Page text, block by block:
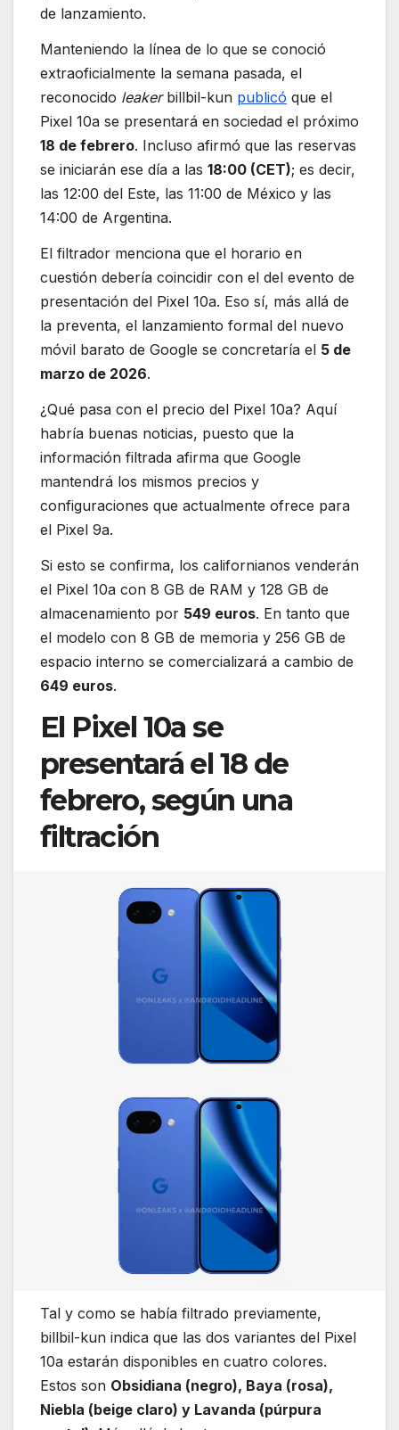
de lanzamiento.
Manteniendo la línea de lo que se conoció
extraoficialmente la semana pasada, el
reconocido leakerbillbil-kun publicó que el
Pixel 10a se presentará en sociedad el próximo
18 de febrero. Incluso afirmó que las reservas
se iniciarán ese día a las 18:00 (CET); es decir,
las 12:00 del Este, las 11:00 de México y las
14:00 de Argentina.
El filtrador menciona que el horario en
cuestión debería coincidir con el del evento de
presentación del Pixel 10a. Eso sí, más allá de
la preventa, el lanzamiento formal del nuevo
móvil barato de Google se concretaría el 5 de
marzo de 2026.
¿Qué pasa con el precio del Pixel 10a? Aquí
habría buenas noticias, puesto que la
información filtrada afirma que Google
mantendrá los mismos precios y
configuraciones que actualmente ofrece para
el Pixel 9a.
Si esto se confirma, los californianos venderán
el Pixel 10a con 8 GB de RAM y 128 GB de
almacenamiento por 549 euros. En tanto que
el modelo con 8 GB de memoria y 256 GB de
espacio interno se comercializará a cambio de
649 euros.
El Pixel 10a se
presentará el 18 de
febrero, según una
filtración
Tal y como se había filtrado previamente,
billbil-kun indica que las dos variantes del Pixel
10a estarán disponibles en cuatro colores.
Estos son Obsidiana (negro), Baya (rosa),
Niebla (beige claro) y Lavanda (púrpura